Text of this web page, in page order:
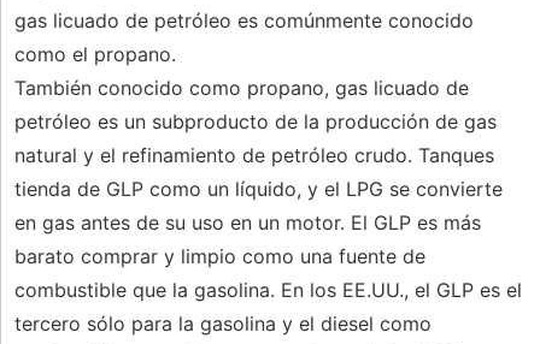
gas licuado de petróleo es comúnmente conocido
como el propano.
También conocido como propano, gas licuado de
petróleo es un subproducto de la producción de gas
natural y el refinamiento de petróleo crudo. Tanques
tienda de GLP como un líquido, y el LPG se convierte
en gas antes de su uso en un motor. El GLP es más
barato comprar y limpio como una fuente de
combustible que la gasolina. En los EE.UU., el GLP es el
tercero sólo para la gasolina y el diesel como